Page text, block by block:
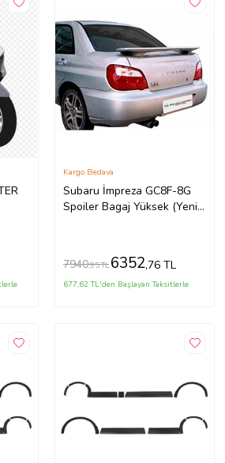
Subaru İmpreza GC8F-8G
Spoiler Bagaj Yüksek (Yeni
Kargo Bedava
7940,95 TL 6352,76 TL
677,62 TL'den Başlayan Taksitlerle